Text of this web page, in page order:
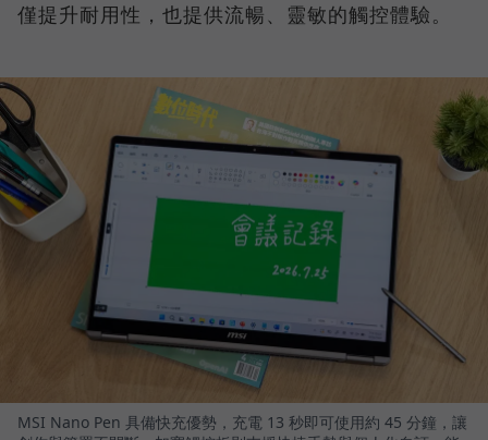
僅提升耐用性，也提供流暢、靈敏的觸控體驗。
MSI Nano Pen 具備快充優勢，充電 13 秒即可使用約 45 分鐘，讓